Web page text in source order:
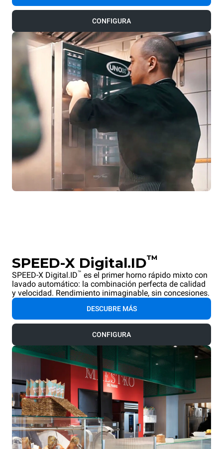
CONFIGURA
SPEED-X Digital.ID™
SPEED-X Digital.ID™ es el primer horno rápido mixto con
lavado automático: la combinación perfecta de calidad
y velocidad. Rendimiento inimaginable, sin concesiones.
DESCUBRE MÁS
CONFIGURA